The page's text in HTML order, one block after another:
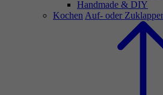
Handmade & DIY
Kochen Auf- oder